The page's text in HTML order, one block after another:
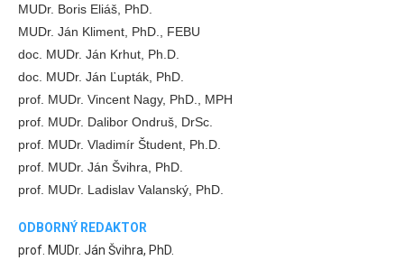
MUDr. Boris Eliáš, PhD.
MUDr. Ján Kliment, PhD., FEBU
doc. MUDr. Ján Krhut, Ph.D.
doc. MUDr. Ján Ľupták, PhD.
prof. MUDr. Vincent Nagy, PhD., MPH
prof. MUDr. Dalibor Ondruš, DrSc.
prof. MUDr. Vladimír Študent, Ph.D.
prof. MUDr. Ján Švihra, PhD.
prof. MUDr. Ladislav Valanský, PhD.
ODBORNÝ REDAKTOR
prof. MUDr. Ján Švihra, PhD.